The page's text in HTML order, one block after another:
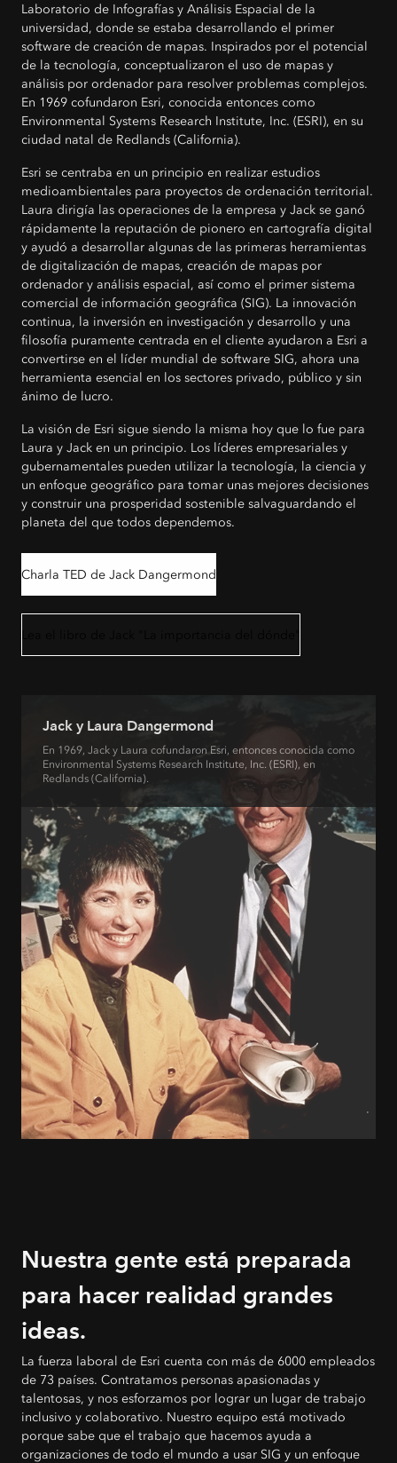
Laboratorio de Infografías y Análisis Espacial de la
universidad, donde se estaba desarrollando el primer
software de creación de mapas. Inspirados por el potencial
de la tecnología, conceptualizaron el uso de mapas y
análisis por ordenador para resolver problemas complejos.
En 1969 cofundaron Esri, conocida entonces como
Environmental Systems Research Institute, Inc. (ESRI), en su
ciudad natal de Redlands (California).
Esri se centraba en un principio en realizar estudios
medioambientales para proyectos de ordenación territorial.
Laura dirigía las operaciones de la empresa y Jack se ganó
rápidamente la reputación de pionero en cartografía digital
y ayudó a desarrollar algunas de las primeras herramientas
de digitalización de mapas, creación de mapas por
ordenador y análisis espacial, así como el primer sistema
comercial de información geográfica (SIG). La innovación
continua, la inversión en investigación y desarrollo y una
filosofía puramente centrada en el cliente ayudaron a Esri a
convertirse en el líder mundial de software SIG, ahora una
herramienta esencial en los sectores privado, público y sin
ánimo de lucro.
La visión de Esri sigue siendo la misma hoy que lo fue para
Laura y Jack en un principio. Los líderes empresariales y
gubernamentales pueden utilizar la tecnología, la ciencia y
un enfoque geográfico para tomar unas mejores decisiones
y construir una prosperidad sostenible salvaguardando el
planeta del que todos dependemos.
Charla TED de Jack Dangermond
Jack y Laura Dangermond
En 1969, Jack y Laura cofundaron Esri, entonces conocida como
Environmental Systems Research Institute, Inc. (ESRI), en
Redlands (California).
Nuestra gente está preparada
para hacer realidad grandes
ideas.
La fuerza laboral de Esri cuenta con más de 6000 empleados
de 73 países. Contratamos personas apasionadas y
talentosas, y nos esforzamos por lograr un lugar de trabajo
inclusivo y colaborativo. Nuestro equipo está motivado
porque sabe que el trabajo que hacemos ayuda a
organizaciones de todo el mundo a usar SIG y un enfoque